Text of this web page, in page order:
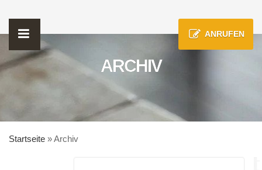
ANRUFEN
ARCHIV
Startseite »Archiv